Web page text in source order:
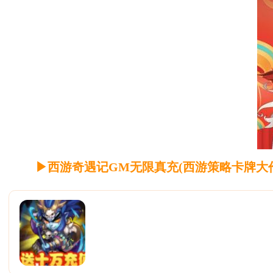
▶西游奇遇记GM无限真充(西游策略卡牌大